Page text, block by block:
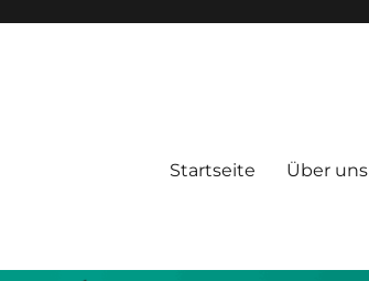
Startseite Über uns